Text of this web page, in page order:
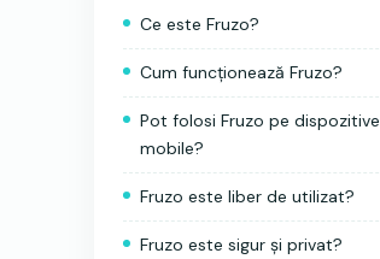
Ce este Fruzo?
Cum funcționează Fruzo?
Pot folosi Fruzo pe dispozitive
mobile?
Fruzo este liber de utilizat?
Fruzo este sigur și privat?